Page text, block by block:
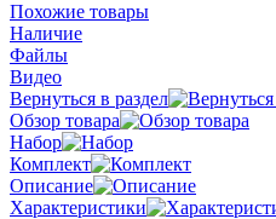
Похожие товары
Наличие
Файлы
Видео
Вернуться в раздел
Обзор товара
Набор
Комплект
Описание
Характеристики